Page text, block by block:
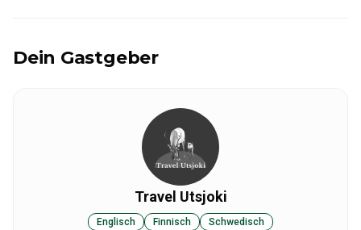
Dein Gastgeber
Travel Utsjoki
Englisch Finnisch
Schwedisch